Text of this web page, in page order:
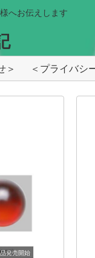
へお伝えします
＞
発売開始